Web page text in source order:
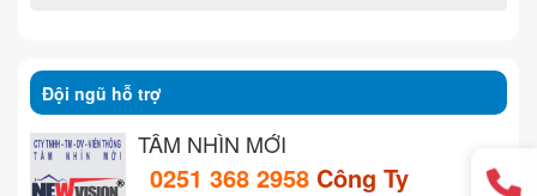
Đội ngũ hỗ trợ
TẦM NHÌN MỚI
0251 368 2958 Công Ty